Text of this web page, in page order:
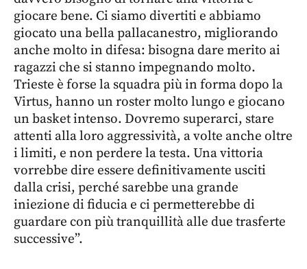
giocare bene. Ci siamo divertiti e abbiamo
giocato una bella pallacanestro, migliorando
anche molto in difesa: bisogna dare merito ai
ragazzi che si stanno impegnando molto.
Trieste è forse la squadra più in forma dopo la
Virtus, hanno un roster molto lungo e giocano
un basket intenso. Dovremo superarci, stare
attenti alla loro aggressività, a volte anche oltre
i limiti, e non perdere la testa. Una vittoria
vorrebbe dire essere definitivamente usciti
dalla crisi, perché sarebbe una grande
iniezione di fiducia e ci permetterebbe di
guardare con più tranquillità alle due trasferte
successive”.